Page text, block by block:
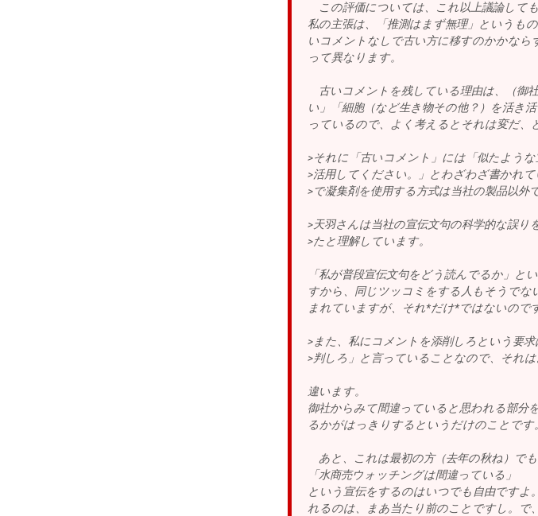
この評価については、これ以上議論しても
私の主張は、「推測はまず無理」というも
いコメントなしで古い方に移すのかかな
って異なります。
古いコメントを残している理由は、（御
い」「細胞（など生き物その他？）を活き
っているので、よく考えるとそれは変だ、
>それに「古いコメント」には「似たよう
>活用してください。」とわざわざ書かれ
>で凝集剤を使用する方式は当社の製品以外
>天羽さんは当社の宣伝文句の科学的な誤
>たと理解しています。
「私が普段宣伝文句をどう読んでるか」
すから、同じツッコミをする人もそうでな
まれていますが、それ*だけ*ではないのです
>また、私にコメントを添削しろという要
>判しろ」と言っていることなので、それ
違います。
御社からみて間違っていると思われる部分
るかがはっきりするというだけのことです。
あと、これは最初の方（去年の秋ね）で
「水商売ウォッチングは間違っている」
という宣伝をするのはいつでも自由ですよ
れるのは、まあ当たり前のことですし。で